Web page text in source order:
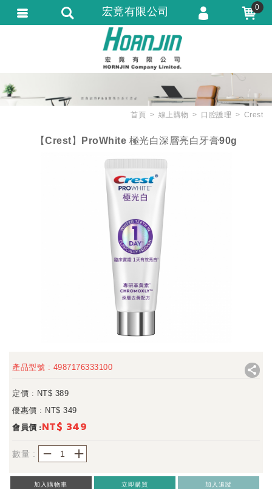
首頁 線上購物 口腔護理 Crest
【Crest】ProWhite 極光白深層亮白牙膏90g
產品型號 : 4987176333100
定價 : NT$ 389
優惠價 : NT$ 349
會員價 : NT$ 349
數量 : ＋
－
加入購物車 立即購買 加入追蹤
宏竟有限公司 0
會員登入
會員註冊
訂單查詢